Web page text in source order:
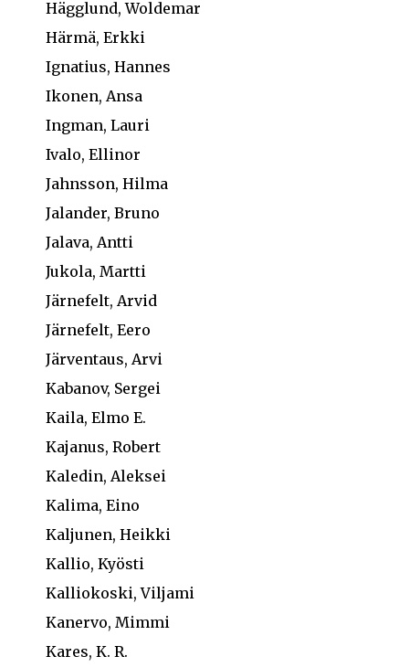
Hägglund, Woldemar
Härmä, Erkki
Ignatius, Hannes
Ikonen, Ansa
Ingman, Lauri
Ivalo, Ellinor
Jahnsson, Hilma
Jalander, Bruno
Jalava, Antti
Jukola, Martti
Järnefelt, Arvid
Järnefelt, Eero
Järventaus, Arvi
Kabanov, Sergei
Kaila, Elmo E.
Kajanus, Robert
Kaledin, Aleksei
Kalima, Eino
Kaljunen, Heikki
Kallio, Kyösti
Kalliokoski, Viljami
Kanervo, Mimmi
Kares, K. R.